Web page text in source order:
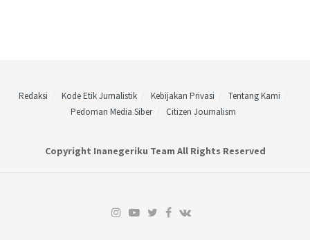
Redaksi Kode Etik Jurnalistik Kebijakan Privasi
Tentang Kami
Pedoman Media Siber
Citizen Journalism
Copyright Inanegeriku Team All Rights Reserved